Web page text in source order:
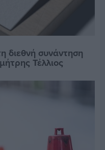
διεθνή συνάντηση
Τέλλιος